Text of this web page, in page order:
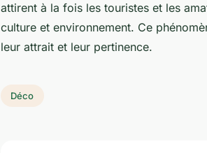
attirent à la fois les touristes et les
culture et environnement. Ce
leur attrait et leur pertinence.
Déco